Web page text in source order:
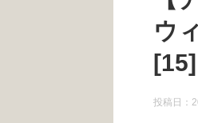
ウ
[15]
投稿日：